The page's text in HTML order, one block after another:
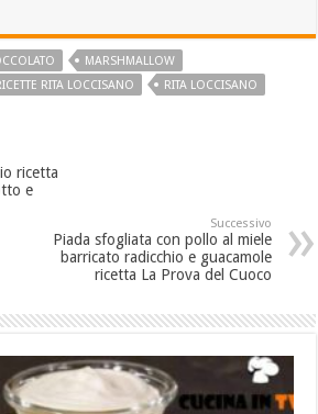
MARSHMALLOW
RITA LOCCISANO
RITA LOCCISANO
ricetta
e
Successivo
Piada sfogliata con pollo al miele
barricato radicchio e guacamole
ricetta La Prova del Cuoco